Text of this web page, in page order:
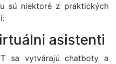
sú niektoré z praktických
asistenti
sa vytvárajú chatboty a